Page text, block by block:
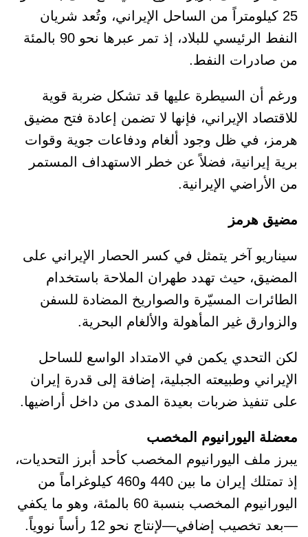
25 كيلومتراً من الساحل الإيراني، وتُعد شريان
النفط الرئيسي للبلاد، إذ تمر عبرها نحو 90 بالمئة
من صادرات النفط.
ورغم أن السيطرة عليها قد تشكل ضربة قوية
للاقتصاد الإيراني، فإنها لا تضمن إعادة فتح مضيق
هرمز، في ظل وجود ألغام ودفاعات جوية وقوات
برية إيرانية، فضلاً عن خطر الاستهداف المستمر
من الأراضي الإيرانية.
مضيق هرمز
سيناريو آخر يتمثل في كسر الحصار الإيراني على
المضيق، حيث تهدد طهران الملاحة باستخدام
الطائرات المسيّرة والصواريخ المضادة للسفن
والزوارق غير المأهولة والألغام البحرية.
لكن التحدي يكمن في الامتداد الواسع للساحل
الإيراني وطبيعته الجبلية، إضافة إلى قدرة إيران
على تنفيذ ضربات بعيدة المدى من داخل أراضيها.
معضلة اليورانيوم المخصب
يبرز ملف اليورانيوم المخصب كأحد أبرز التحديات،
إذ تمتلك إيران ما بين 440 و460 كيلوغراماً من
اليورانيوم المخصب بنسبة 60 بالمئة، وهو ما يكفي
—بعد تخصيب إضافي—لإنتاج نحو 12 رأساً نووياً.